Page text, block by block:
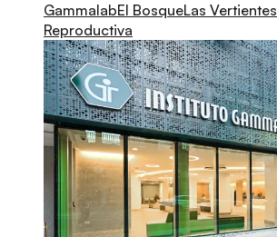
GammalabEl BosqueLas Vertientes
Reproductiva